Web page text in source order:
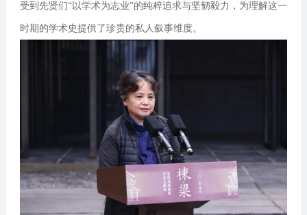
受到先贤们“以学术为志业”的纯粹追求与坚韧毅力，为理解这一
时期的学术史提供了珍贵的私人叙事维度。